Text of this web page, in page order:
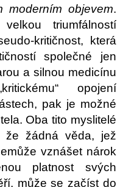
moderním objevem.
triumfálností
kritičnost, která
společné jen
a silnou medicínu
opojení
pak je možné
Oba tito myslitelé
že žádná věda, jež
vznášet nárok
platnost svých
může se začíst do